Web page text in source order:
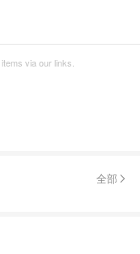
via our links.
全部